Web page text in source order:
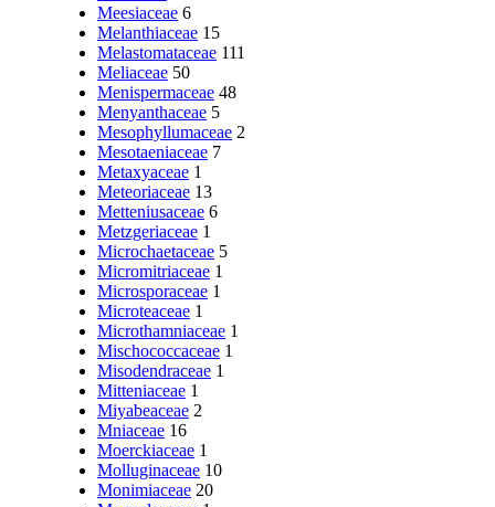
Meesiaceae 6
Melanthiaceae 15
Melastomataceae 111
Meliaceae 50
Menispermaceae 48
Menyanthaceae 5
Mesophyllumaceae 2
Mesotaeniaceae 7
Metaxyaceae 1
Meteoriaceae 13
Metteniusaceae 6
Metzgeriaceae 1
Microchaetaceae 5
Micromitriaceae 1
Microsporaceae 1
Microteaceae 1
Microthamniaceae 1
Mischococcaceae 1
Misodendraceae 1
Mitteniaceae 1
Miyabeaceae 2
Mniaceae 16
Moerckiaceae 1
Molluginaceae 10
Monimiaceae 20